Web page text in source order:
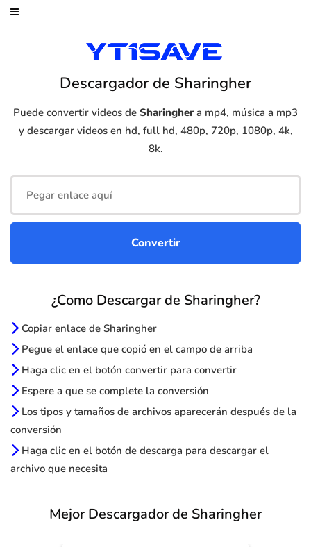
Descargador de Sharingher
Puede convertir videos de Sharingher a mp4, música a mp3
y descargar videos en hd, full hd, 480p, 720p, 1080p, 4k,
8k.
¿Como Descargar de Sharingher?
Copiar enlace de Sharingher
Pegue el enlace que copió en el campo de arriba
Haga clic en el botón convertir para convertir
Espere a que se complete la conversión
Los tipos y tamaños de archivos aparecerán después de la
conversión
Haga clic en el botón de descarga para descargar el
archivo que necesita
Mejor Descargador de Sharingher